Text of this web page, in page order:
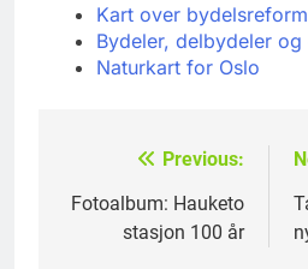
Kart over
Bydeler, delbydeler
Naturkart for Oslo
Previous:
Fotoalbum: Hauketo
stasjon 100 år